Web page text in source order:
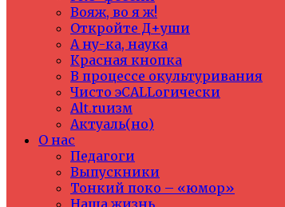
Вояж, во я ж!
Откройте Д+уши
А ну-ка, наука
Красная кнопка
В процессе окультуривания
Чисто эCALLогически
Alt.ruизм
Актуаль(но)
О нас
Педагоги
Выпускники
Тонкий поко – «юмор»
Наша жизнь